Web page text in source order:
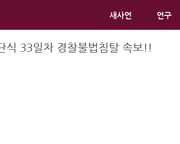
새사연 연구
식 33일차 경찰불법침탈 속보!!